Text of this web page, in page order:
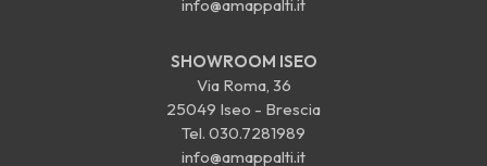
info@amappalti.it
SHOWROOM ISEO
Via Roma, 36
25049 Iseo - Brescia
Tel. 030.7281989
info@amappalti.it